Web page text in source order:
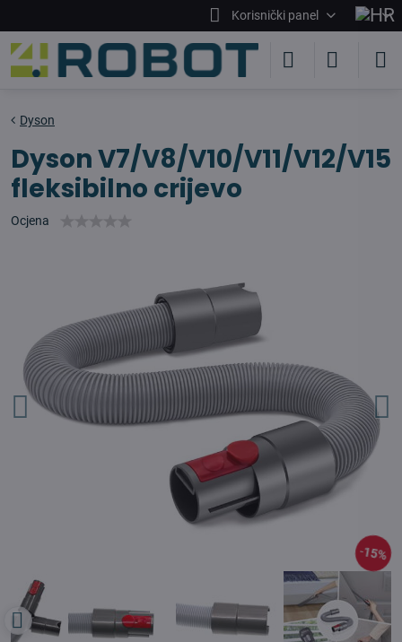
Korisnički panel
15%
Dyson
Dyson V7/V8/V10/V11/V12/V15
fleksibilno crijevo
Ocjena